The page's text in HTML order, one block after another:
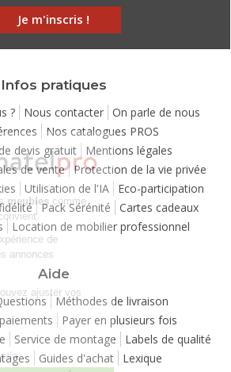
Je m'inscris !
Infos pratiques
? Nous contacter
On parle de nous
Nos catalogues PROS
devis gratuit
Mentions légales
de vente Protection de la vie privée
Utilisation de l'IA
Eco-participation
Pack Sérénité
Cartes cadeaux
Location de mobilier professionnel
Aide
Méthodes de livraison
Payer en plusieurs fois
Service de montage
Labels de qualité
Guides d'achat
Lexique
confort
visite
de goût… pour nosmeubles
comme
choisissez ce qui vous convient.
pour vous offrir une expérience de
un contenu et des annonces
publicitaires
? Pas de souci, vous pouvez ajuster vos
confidentialité
certifiés par